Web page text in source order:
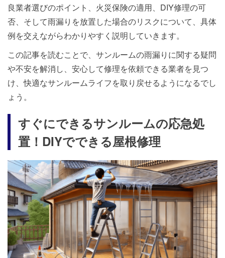
良業者選びのポイント、火災保険の適用、DIY修理の可
否、そして雨漏りを放置した場合のリスクについて、具体
例を交えながらわかりやすく説明していきます。
この記事を読むことで、サンルームの雨漏りに関する疑問
や不安を解消し、安心して修理を依頼できる業者を見つ
け、快適なサンルームライフを取り戻せるようになるでし
ょう。
すぐにできるサンルームの応急処
置！DIYでできる屋根修理